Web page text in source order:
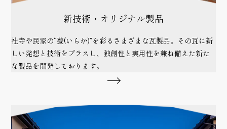
新技術・オリジナル製品
社寺や民家の“甍(いらか)”を彩るさまざまな瓦製品。その瓦に新
しい発想と技術をプラスし、独創性と実用性を兼ね備えた新た
な製品を開発しております。